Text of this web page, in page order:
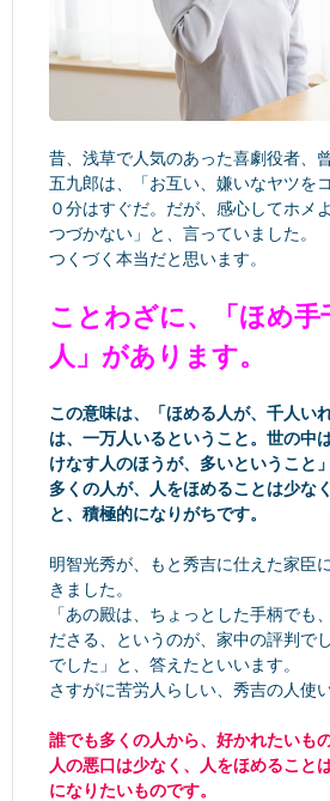
昔、浅草で人気のあった喜劇役者、
五九郎は、「お互い、嫌いなヤツを
０分はすぐだ。だが、感心してホメ
つづかない」と、言っていました。
つくづく本当だと思います。
ことわざに、「ほめ手
人」があります。
この意味は、「ほめる人が、千人い
は、一万人いるということ。世の中
けなす人のほうが、多いということ」
多くの人が、人をほめることは少な
と、積極的になりがちです。
明智光秀が、もと秀吉に仕えた家臣
きました。
「あの殿は、ちょっとした手柄でも
ださる、というのが、家中の評判で
でした」と、答えたといいます。
さすがに苦労人らしい、秀吉の人使い
誰でも多くの人から、好かれたいもの
人の悪口は少なく、人をほめること
になりたいものです。